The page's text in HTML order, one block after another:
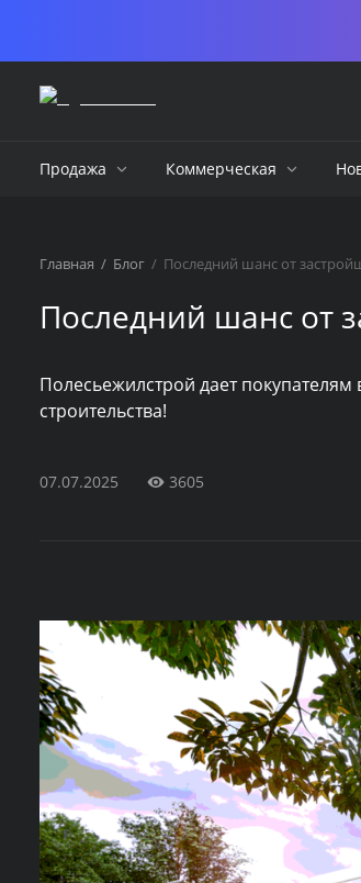
Продажа Коммерческая
Главная / Блог / Последний шанс от
Последний шанс от
Полесьежилстрой дает
строительства!
07.07.2025 3605